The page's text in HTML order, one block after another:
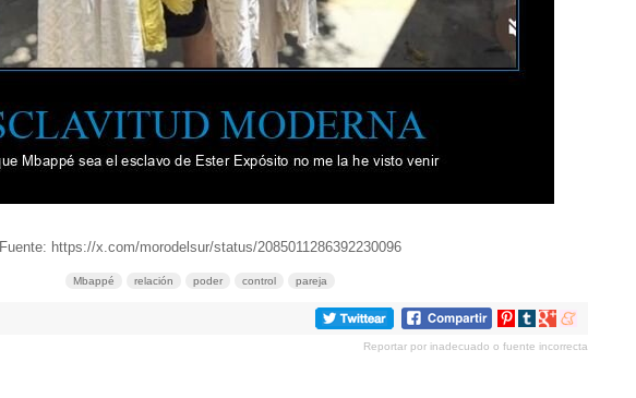
Fuente: https://x.com/morodelsur/status/2085011286392230096
Mbappé relación poder control pareja
Compartir
Pinterest
Compartir
tumblr
Compartir
Google+
Compartir
meneame
Reportar por inadecuado o fuente incorrecta